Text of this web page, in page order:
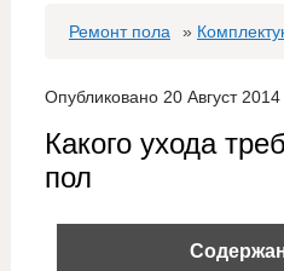
Ремонт пола »
Опубликовано 20 Август
Какого ухода
пол